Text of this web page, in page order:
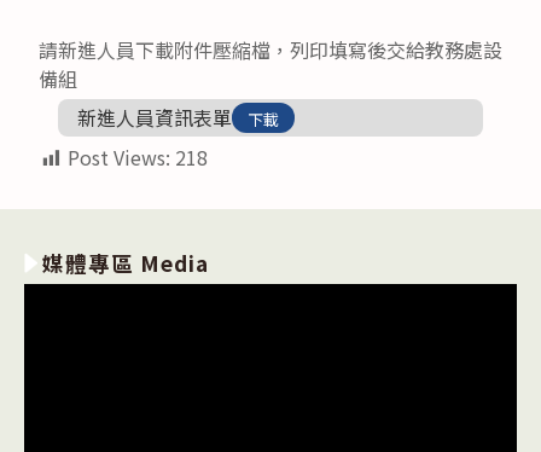
請新進人員下載附件壓縮檔，列印填寫後交給教務處設
備組
新進人員資訊表單
下載
Post Views: 218
媒體專區 Media